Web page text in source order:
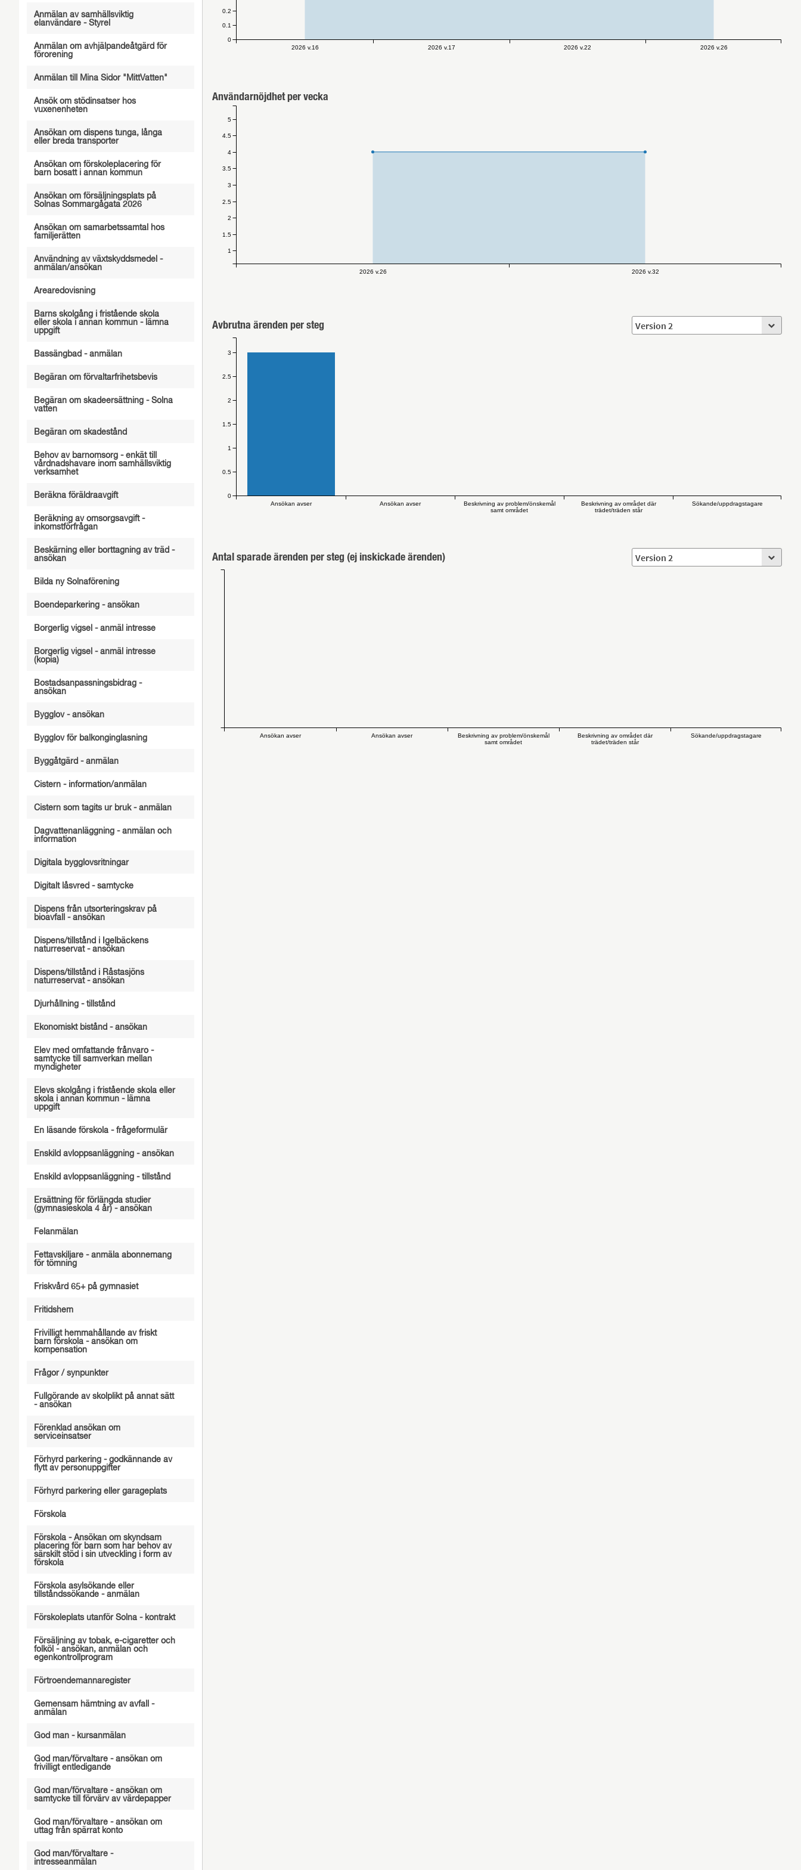
Anmälan av samhällsviktig
elanvändare - Styrel
Anmälan om avhjälpandeåtgärd för
förorening
Anmälan till Mina Sidor "MittVatten"
Ansök om stödinsatser hos
vuxenenheten
Ansökan om dispens tunga, långa
eller breda transporter
Ansökan om förskoleplacering för
barn bosatt i annan kommun
Ansökan om försäljningsplats på
Solnas Sommargågata 2026
Ansökan om samarbetssamtal hos
familjerätten
Användning av växtskyddsmedel -
anmälan/ansökan
Arearedovisning
Barns skolgång i fristående skola
eller skola i annan kommun - lämna
uppgift
Bassängbad - anmälan
Begäran om förvaltarfrihetsbevis
Begäran om skadeersättning - Solna
vatten
Begäran om skadestånd
Behov av barnomsorg - enkät till
vårdnadshavare inom samhällsviktig
verksamhet
Beräkna föräldraavgift
Beräkning av omsorgsavgift -
inkomstförfrågan
Beskärning eller borttagning av träd -
ansökan
Bilda ny Solnaförening
Boendeparkering - ansökan
Borgerlig vigsel - anmäl intresse
Borgerlig vigsel - anmäl intresse
(kopia)
Bostadsanpassningsbidrag -
ansökan
Bygglov - ansökan
Bygglov för balkonginglasning
Byggåtgärd - anmälan
Cistern - information/anmälan
Cistern som tagits ur bruk - anmälan
Dagvattenanläggning - anmälan och
information
Digitala bygglovsritningar
Digitalt låsvred - samtycke
Dispens från utsorteringskrav på
bioavfall - ansökan
Dispens/tillstånd i Igelbäckens
naturreservat - ansökan
Dispens/tillstånd i Råstasjöns
naturreservat - ansökan
Djurhållning - tillstånd
Ekonomiskt bistånd - ansökan
Elev med omfattande frånvaro -
samtycke till samverkan mellan
myndigheter
Elevs skolgång i fristående skola eller
skola i annan kommun - lämna
uppgift
En läsande förskola - frågeformulär
Enskild avloppsanläggning - ansökan
Enskild avloppsanläggning - tillstånd
Ersättning för förlängda studier
(gymnasieskola 4 år) - ansökan
Felanmälan
Fettavskiljare - anmäla abonnemang
för tömning
Friskvård 65+ på gymnasiet
Fritidshem
Frivilligt hemmahållande av friskt
barn förskola - ansökan om
kompensation
Frågor / synpunkter
Fullgörande av skolplikt på annat sätt
- ansökan
Förenklad ansökan om
serviceinsatser
Förhyrd parkering - godkännande av
flytt av personuppgifter
Förhyrd parkering eller garageplats
Förskola
Förskola - Ansökan om skyndsam
placering för barn som har behov av
särskilt stöd i sin utveckling i form av
förskola
Förskola asylsökande eller
tillståndssökande - anmälan
Förskoleplats utanför Solna - kontrakt
Försäljning av tobak, e-cigaretter och
folköl - ansökan, anmälan och
egenkontrollprogram
Förtroendemannaregister
Gemensam hämtning av avfall -
anmälan
God man - kursanmälan
God man/förvaltare - ansökan om
frivilligt entledigande
God man/förvaltare - ansökan om
samtycke till förvärv av värdepapper
God man/förvaltare - ansökan om
uttag från spärrat konto
God man/förvaltare -
intresseanmälan
2026 v.16 2026 v.17 2026 v.22 2026 v.26
0
0.1
0.2
Användarnöjdhet per vecka
2026 v.26 2026 v.32
1
1.5
2
2.5
3
3.5
4
4.5
5
Avbrutna ärenden per steg
Ansökan avser Ansökan avser
Beskrivning av problem/önskemål
samt området
Beskrivning av området där
trädet/träden står
Sökande/uppdragstagare
0
0.5
1
1.5
2
2.5
3
Antal sparade ärenden per steg (ej inskickade ärenden)
Ansökan avser Ansökan avser
Beskrivning av problem/önskemål
samt området
Beskrivning av området där
trädet/träden står
Sökande/uppdragstagare